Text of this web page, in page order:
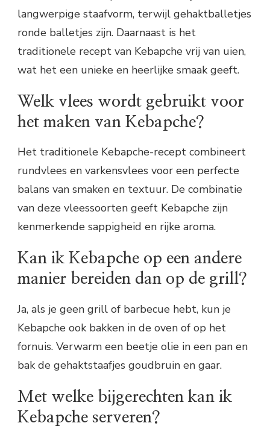
langwerpige staafvorm, terwijl gehaktballetjes
ronde balletjes zijn. Daarnaast is het
traditionele recept van Kebapche vrij van uien,
wat het een unieke en heerlijke smaak geeft.
Welk vlees wordt gebruikt voor
het maken van Kebapche?
Het traditionele Kebapche-recept combineert
rundvlees en varkensvlees voor een perfecte
balans van smaken en textuur. De combinatie
van deze vleessoorten geeft Kebapche zijn
kenmerkende sappigheid en rijke aroma.
Kan ik Kebapche op een andere
manier bereiden dan op de grill?
Ja, als je geen grill of barbecue hebt, kun je
Kebapche ook bakken in de oven of op het
fornuis. Verwarm een beetje olie in een pan en
bak de gehaktstaafjes goudbruin en gaar.
Met welke bijgerechten kan ik
Kebapche serveren?